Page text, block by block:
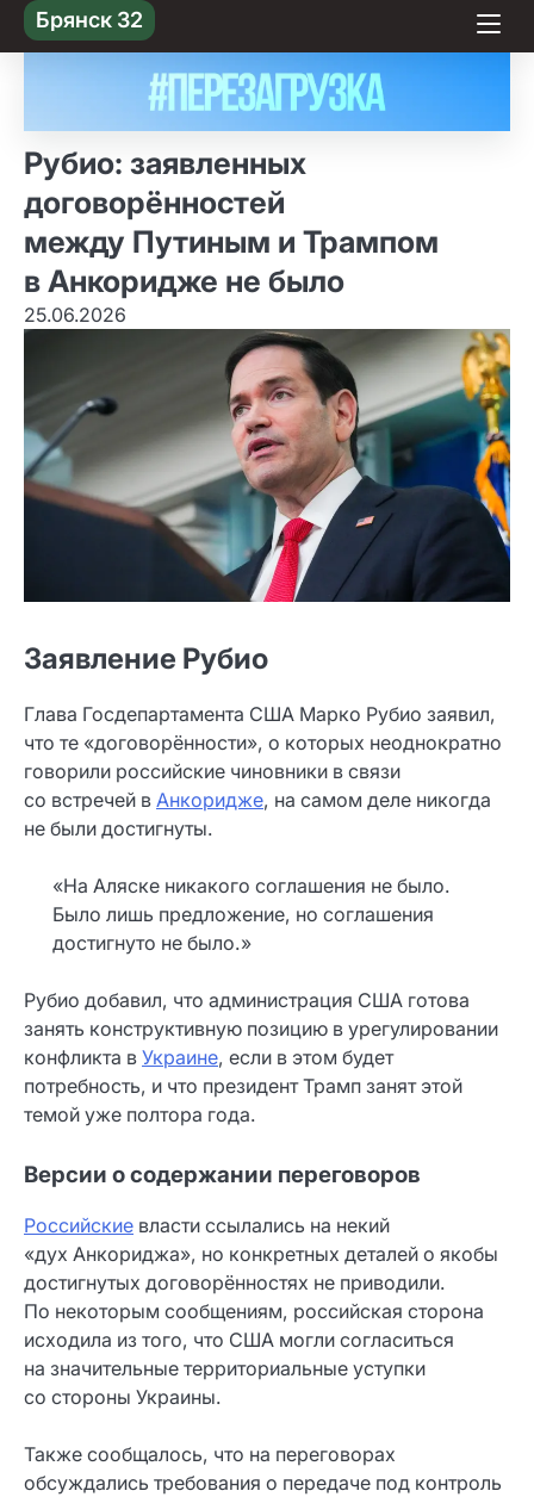
Skip
to content
Брянск 32
Рубио: заявленных
договорённостей
между Путиным и Трампом
в Анкоридже не было
25.06.2026
Заявление Рубио
Глава Госдепартамента США Марко Рубио заявил,
что те «договорённости», о которых неоднократно
говорили российские чиновники в связи
со встречей в Анкоридже, на самом деле никогда
не были достигнуты.
«На Аляске никакого соглашения не было.
Было лишь предложение, но соглашения
достигнуто не было.»
Рубио добавил, что администрация США готова
занять конструктивную позицию в урегулировании
конфликта в Украине, если в этом будет
потребность, и что президент Трамп занят этой
темой уже полтора года.
Версии о содержании переговоров
Российские власти ссылались на некий
«дух Анкориджа», но конкретных деталей о якобы
достигнутых договорённостях не приводили.
По некоторым сообщениям, российская сторона
исходила из того, что США могли согласиться
на значительные территориальные уступки
со стороны Украины.
Также сообщалось, что на переговорах
обсуждались требования о передаче под контроль